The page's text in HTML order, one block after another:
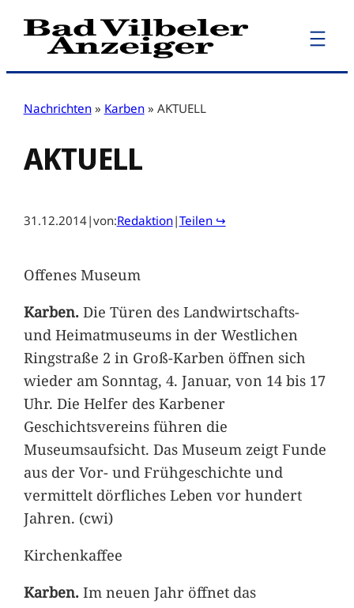
Zum
Inhalt
Nachrichten » Karben » AKTUELL
AKTUELL
31.12.2014|von:Redaktion|Teilen ↪
Offenes Museum
Karben.Die Türen des Landwirtschafts-
und Heimatmuseums in der Westlichen
Ringstraße 2 in Groß-Karben öffnen sich
wieder am Sonntag, 4. Januar, von 14 bis 17
Uhr. Die Helfer des Karbener
Geschichtsvereins führen die
Museumsaufsicht. Das Museum zeigt Funde
aus der Vor- und Frühgeschichte und
vermittelt dörfliches Leben vor hundert
Jahren. (cwi)
Kirchenkaffee
Karben.Im neuen Jahr öffnet das